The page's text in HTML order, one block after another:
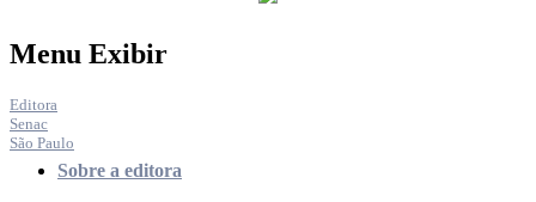
Menu Exibir
Editora
Senac
São Paulo
Sobre a editora